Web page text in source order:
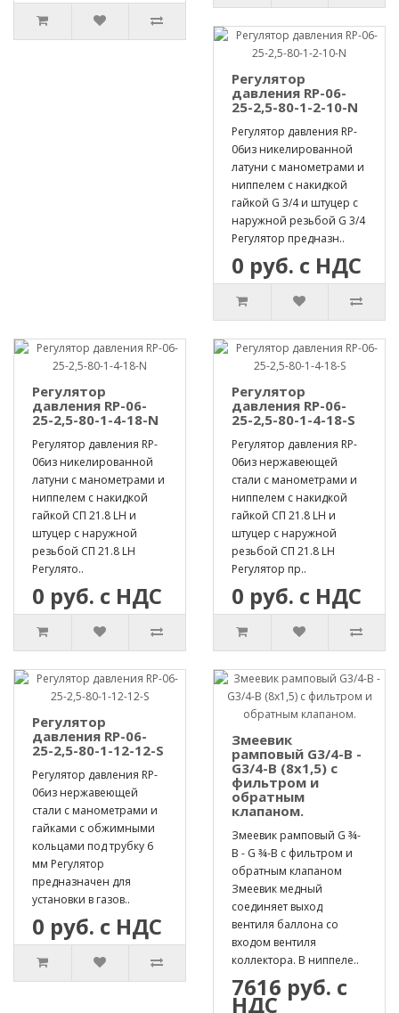
Регулятор
давления RP-06-
25-2,5-80-1-2-10-N
Регулятор давления RP-
06из никелированной
латуни с манометрами и
ниппелем с накидкой
гайкой G 3/4 и штуцер с
наружной резьбой G 3/4
Регулятор предназн..
0 руб. с НДС
Регулятор
давления RP-06-
25-2,5-80-1-4-18-N
Регулятор давления RP-
06из никелированной
латуни с манометрами и
ниппелем с накидкой
гайкой СП 21.8 LH и
штуцер с наружной
резьбой СП 21.8 LH
Регулято..
0 руб. с НДС
Регулятор
давления RP-06-
25-2,5-80-1-4-18-S
Регулятор давления RP-
06из нержавеющей
стали с манометрами и
ниппелем с накидкой
гайкой СП 21.8 LH и
штуцер с наружной
резьбой СП 21.8 LH
Регулятор пр..
0 руб. с НДС
Регулятор
давления RP-06-
25-2,5-80-1-12-12-S
Регулятор давления RP-
06из нержавеющей
стали с манометрами и
гайками с обжимными
кольцами под трубку 6
мм Регулятор
предназначен для
установки в газов..
0 руб. с НДС
Змеевик
рамповый G3/4-B -
G3/4-B (8х1,5) с
фильтром и
обратным
клапаном.
Змеевик рамповый G ¾-
B - G ¾-B с фильтром и
обратным клапаном
Змеевик медный
соединяет выход
вентиля баллона со
входом вентиля
коллектора. В ниппеле..
7616 руб. с
НДС